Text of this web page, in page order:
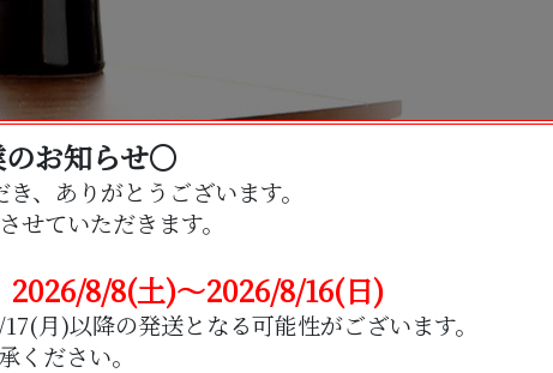
お知らせ〇
、 ありがとうございます。
せていただきます。
2026/8/8(土)～2026/8/16(日)
月)以降の発送となる可能性がございます。
ください。